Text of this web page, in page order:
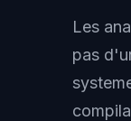
Les
pas